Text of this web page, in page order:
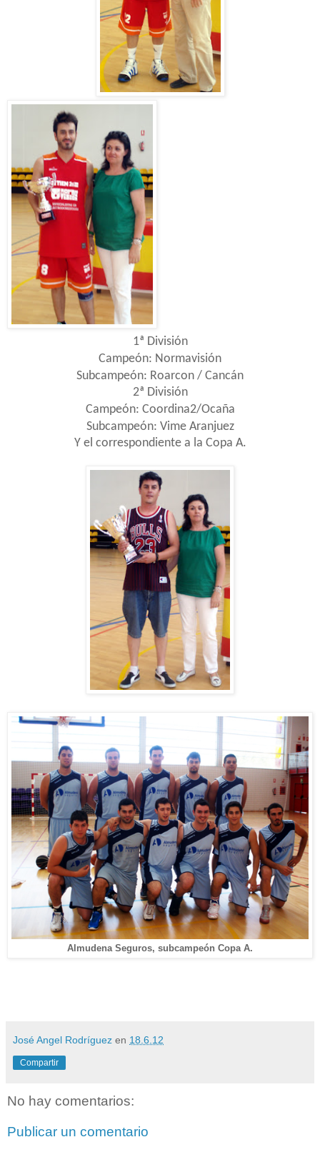
1ª División
Campeón: Normavisión
Subcampeón: Roarcon / Cancán
2ª División
Campeón: Coordina2/Ocaña
Subcampeón: Vime Aranjuez
Y el correspondiente a la Copa A.
Almudena Seguros, subcampeón Copa A.
José Angel Rodríguez en 18.6.12
Compartir
No hay comentarios:
Publicar un comentario